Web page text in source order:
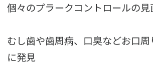
個々のプラークコントロールの見
むし歯や歯周病、口臭などお口
に発見